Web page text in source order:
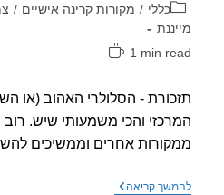
מקורות קרינה אישיים / צמצום
1 min
- הסלולרי האהוב (או השנוא)
והכי משמעותי שיש. רוב
אחרים וממשיכים להשתמש
קריאהתזכורת